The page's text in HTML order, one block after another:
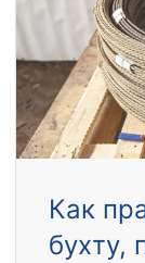
Как
бухту,